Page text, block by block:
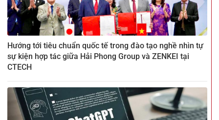
Hướng tới tiêu chuẩn quốc tế trong đào tạo nghề nhìn tự
sự kiện hợp tác giữa Hải Phong Group và ZENKEI tại
CTECH